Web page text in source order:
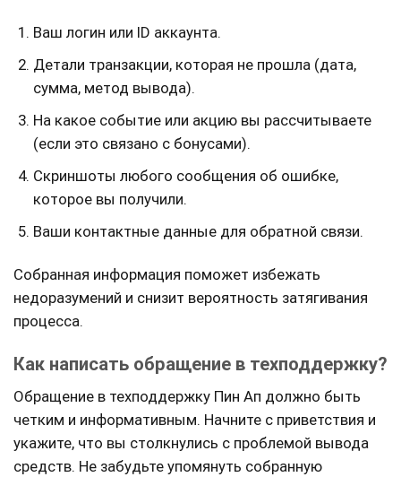
Ваш логин или ID аккаунта.
Детали транзакции, которая не прошла (дата,
сумма, метод вывода).
На какое событие или акцию вы рассчитываете
(если это связано с бонусами).
Скриншоты любого сообщения об ошибке,
которое вы получили.
Ваши контактные данные для обратной связи.
Собранная информация поможет избежать
недоразумений и снизит вероятность затягивания
процесса.
Как написать обращение в техподдержку?
Обращение в техподдержку Пин Ап должно быть
четким и информативным. Начните с приветствия и
укажите, что вы столкнулись с проблемой вывода
средств. Не забудьте упомянуть собранную